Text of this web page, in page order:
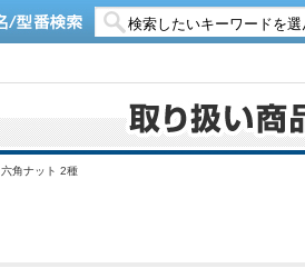
六角ナット 2種